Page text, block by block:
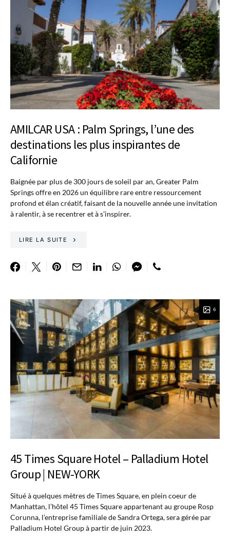
AMILCAR USA : Palm Springs, l’une des
destinations les plus inspirantes de
Californie
Baignée par plus de 300 jours de soleil par an, Greater Palm
Springs offre en 2026 un équilibre rare entre ressourcement
profond et élan créatif, faisant de la nouvelle année une invitation
à ralentir, à se recentrer et à s’inspirer.
LIRE LA SUITE
6
45 Times Square Hotel – Palladium Hotel
Group | NEW-YORK
Situé à quelques mètres de Times Square, en plein coeur de
Manhattan, l’hôtel 45 Times Square appartenant au groupe Rosp
Corunna, l’entreprise familiale de Sandra Ortega, sera gérée par
Palladium Hotel Group à partir de juin 2023.